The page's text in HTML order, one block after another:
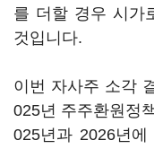
를 더할 경우 시가
것입니다.
이번 자사주 소각
025년 주주환원정
025년과 2026년